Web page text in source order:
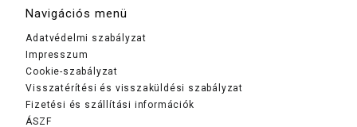
Navigációs menü
Adatvédelmi szabályzat
Impresszum
Cookie-szabályzat
Visszatérítési és visszaküldési szabályzat
Fizetési és szállítási információk
ÁSZF